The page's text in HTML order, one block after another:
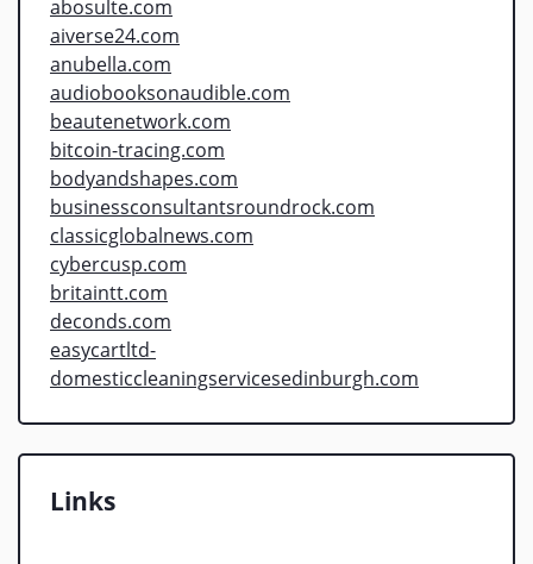
abosulte.com
aiverse24.com
anubella.com
audiobooksonaudible.com
beautenetwork.com
bitcoin-tracing.com
bodyandshapes.com
businessconsultantsroundrock.com
classicglobalnews.com
cybercusp.com
britaintt.com
deconds.com
easycartltd-
domesticcleaningservicesedinburgh.com
Links